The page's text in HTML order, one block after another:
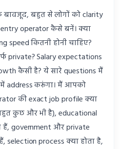
बावजूद, बहुत से लोगों को clarity
operator कैसे बनें। क्या
speed कितनी होनी चाहिए?
private? Salary expectations
कैसी है? ये सारे questions मैं
address करूंगा। मैं आपको
की exact job profile क्या
कुछ और भी है), educational
हैं, government और private
process क्या होता है,